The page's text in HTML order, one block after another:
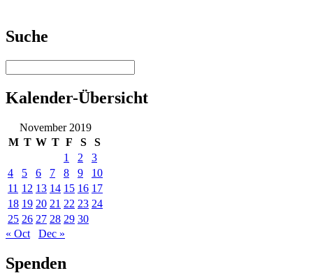
Suche
Kalender-Übersicht
November 2019
M T W T F S
S
1
2
3
4
5 6 7 8 9
10
11 12 13 14 15 16 17
18 19 20 21 22 23 24
25 26 27 28 29 30
« Oct
Dec »
Spenden